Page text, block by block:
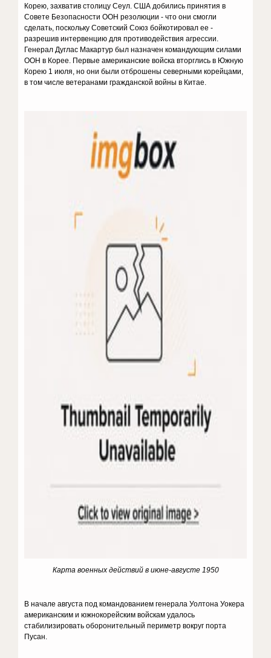
Корею, захватив столицу Сеул. США добились принятия в
Совете Безопасности ООН резолюции - что они смогли
сделать, поскольку Советский Союз бойкотировал ее -
разрешив интервенцию для противодействия агрессии.
Генерал Дуглас Макартур был назначен командующим силами
ООН в Корее. Первые американские войска вторглись в Южную
Корею 1 июля, но они были отброшены северными корейцами,
в том числе ветеранами гражданской войны в Китае.
Карта военных действий в июне-августе 1950
В начале августа под командованием генерала Уолтона Уокера
американским и южнокорейским войскам удалось
стабилизировать оборонительный периметр вокруг порта
Пусан.